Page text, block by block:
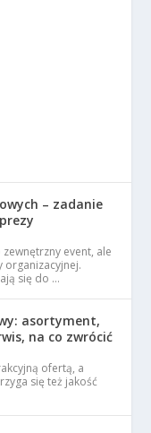
– zadanie
event, ale
organizacyjnej.
się do …
asortyment,
na co zwrócić
ofertą, a
się też jakość